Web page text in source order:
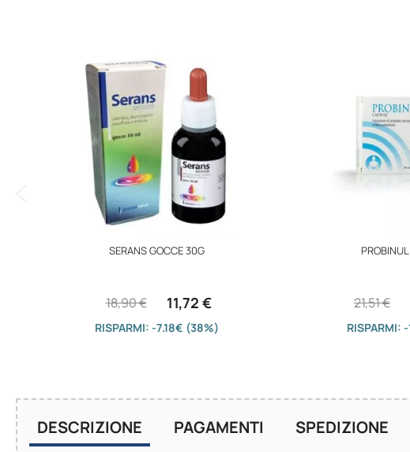
SERANS GOCCE 30G
11,72 €
18,90 €
RISPARMI: -7.18€ (38%)
21,51 €
RISPARMI:
DESCRIZIONE PAGAMENTI SPEDIZIONE